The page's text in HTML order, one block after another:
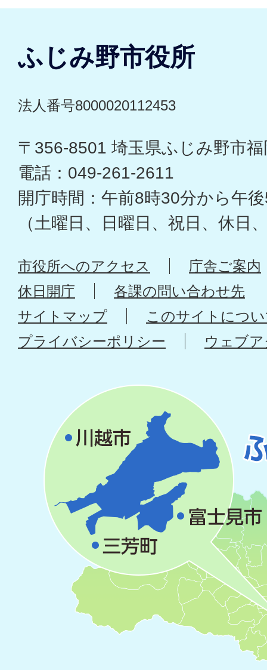
ふじみ野市役所
法人番号8000020112453
〒356-8501 埼玉県ふじみ野市
電話：049-261-2611
開庁時間：午前8時30分から午
（土曜日、日曜日、祝日、休日
市役所へのアクセス
庁舎ご案内
休日開庁
各課の問い合わせ先
サイトマップ
このサイトにつ
プライバシーポリシー
ウェブ